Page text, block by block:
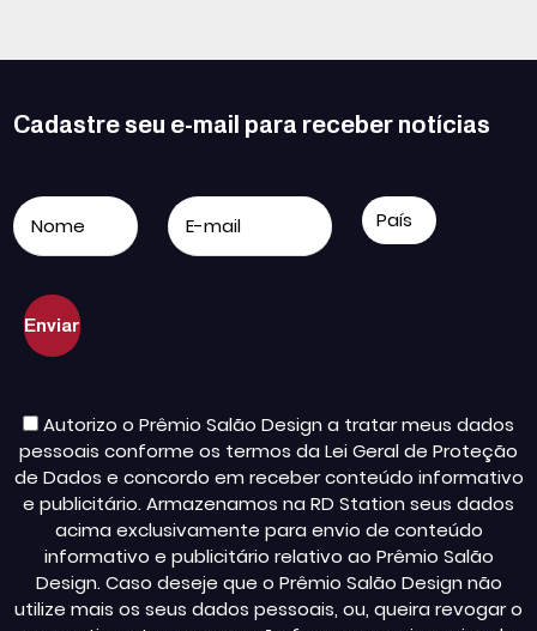
Cadastre seu e-mail para receber notícias
Autorizo o Prêmio Salão Design a tratar meus dados
pessoais conforme os termos da Lei Geral de Proteção
de Dados e concordo em receber conteúdo informativo
e publicitário. Armazenamos na RD Station seus dados
acima exclusivamente para envio de conteúdo
informativo e publicitário relativo ao Prêmio Salão
Design. Caso deseje que o Prêmio Salão Design não
utilize mais os seus dados pessoais, ou, queira revogar o